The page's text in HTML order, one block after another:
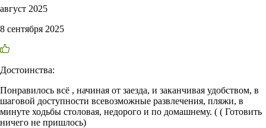
август 2025
8 сентября 2025
Достоинства:
Понравилось всё , начиная от заезда, и заканчивая удобством, в
шаговой доступности всевозможные развлечения, пляжи, в
минуте ходьбы столовая, недорого и по домашнему. ( ( Готовить
ничего не пришлось)